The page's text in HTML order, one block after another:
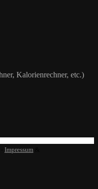
Kalorienrechner, etc.)
Impressum